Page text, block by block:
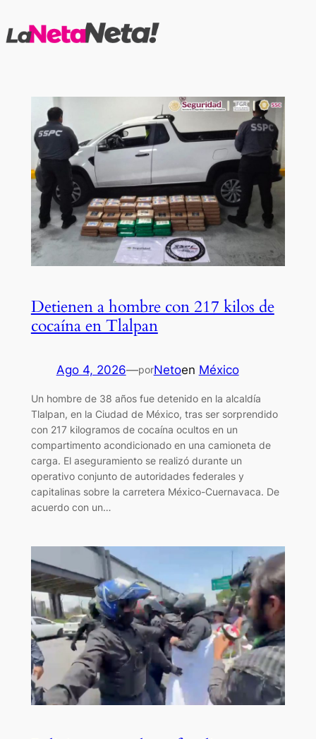
al
Detienen a hombre con 217 kilos de
cocaína en Tlalpan
Ago 4, 2026—porNetoen México
Un hombre de 38 años fue detenido en la alcaldía
Tlalpan, en la Ciudad de México, tras ser sorprendido
con 217 kilogramos de cocaína ocultos en un
compartimento acondicionado en una camioneta de
carga. El aseguramiento se realizó durante un
operativo conjunto de autoridades federales y
capitalinas sobre la carretera México-Cuernavaca. De
acuerdo con un…